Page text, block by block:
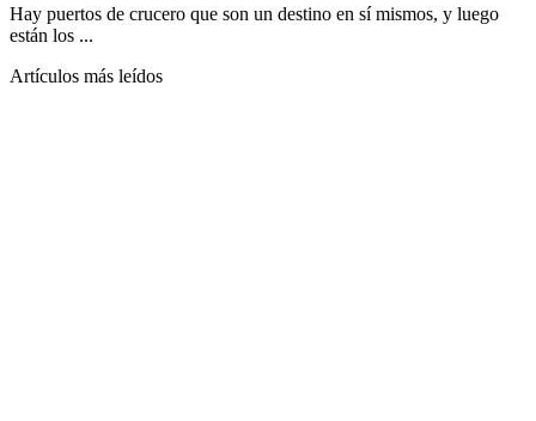
Hay puertos de crucero que son un destino en sí mismos, y luego
están los ...
Artículos más leídos